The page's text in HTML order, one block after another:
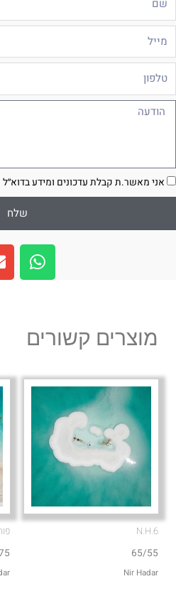
אני מאשר.ת קבלת עדכונים ומידע בדוא״ל
שלח
W
h
a
a
p
מוצרים קשורים
N.H.6
65/55
Nir Hadar